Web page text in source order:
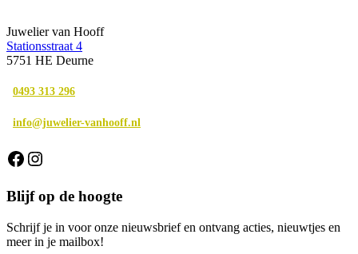
Juwelier van Hooff
Stationsstraat 4
5751 HE Deurne
0493 313 296
info@juwelier-vanhooff.nl
Facebook
Instagram
Blijf op de hoogte
Schrijf je in voor onze nieuwsbrief en ontvang acties, nieuwtjes en
meer in je mailbox!